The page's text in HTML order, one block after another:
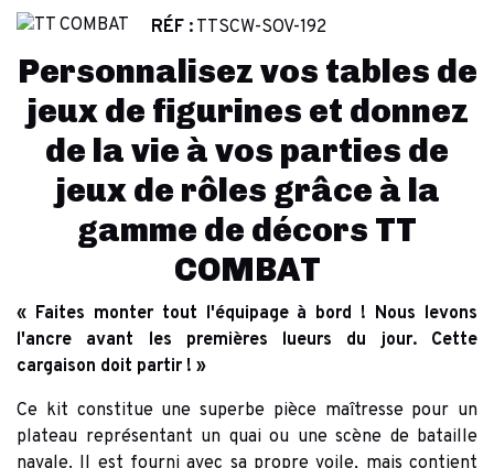
RÉF : TTSCW-SOV-192
Personnalisez vos tables de
jeux de figurines et donnez
de la vie à vos parties de
jeux de rôles grâce à la
gamme de décors TT
COMBAT
« Faites monter tout l'équipage à bord ! Nous levons
l'ancre avant les premières lueurs du jour. Cette
cargaison doit partir ! »
Ce kit constitue une superbe pièce maîtresse pour un
plateau représentant un quai ou une scène de bataille